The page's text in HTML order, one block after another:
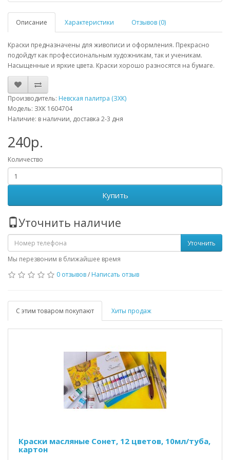
Описание Характеристики Отзывов (0)
Краски предназначены для живописи и оформления. Прекрасно
подойдут как профессиональным художникам, так и ученикам.
Насыщенные и яркие цвета. Краски хорошо разносятся на бумаге.
Производитель: Невская палитра (ЗХК)
Модель: ЗХК 1604704
Наличие: в наличии, доставка 2-3 дня
240р.
Количество
Купить
Уточнить наличие
Уточнить
Мы перезвоним в ближайшее время
0 отзывов/ Написать отзыв
С этим товаром покупают Хиты продаж
Краски масляные Сонет, 12 цветов, 10мл/туба,
картон